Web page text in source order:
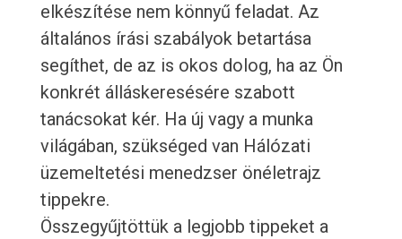
elkészítése nem könnyű feladat. Az
általános írási szabályok betartása
segíthet, de az is okos dolog, ha az Ön
konkrét álláskeresésére szabott
tanácsokat kér. Ha új vagy a munka
világában, szükséged van Hálózati
üzemeltetési menedzser önéletrajz
tippekre.
Összegyűjtöttük a legjobb tippeket a